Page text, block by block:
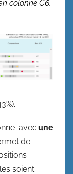
colonne C6,
avec une
de
soient